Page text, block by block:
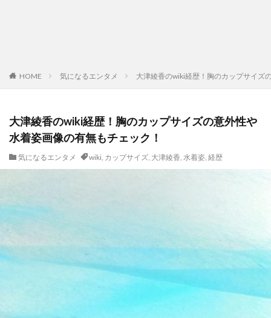
HOME 気になるエンタメ 大津綾香のwiki経歴！胸のカップサイズ
大津綾香のwiki経歴！胸のカップサイズの意外性や
水着姿画像の有無もチェック！
気になるエンタメ wiki, カップサイズ, 大津綾香, 水着姿, 経歴